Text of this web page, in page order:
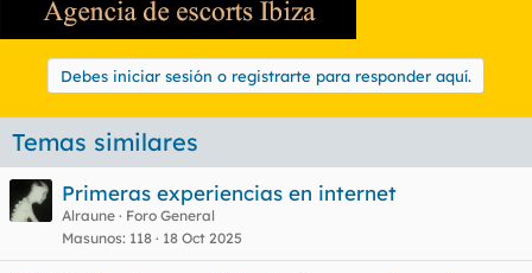
Debes iniciar sesión o registrarte para responder aquí.
Temas similares
Primeras experiencias en internet
Alraune
Foro General
Masunos 118 18 Oct 2025